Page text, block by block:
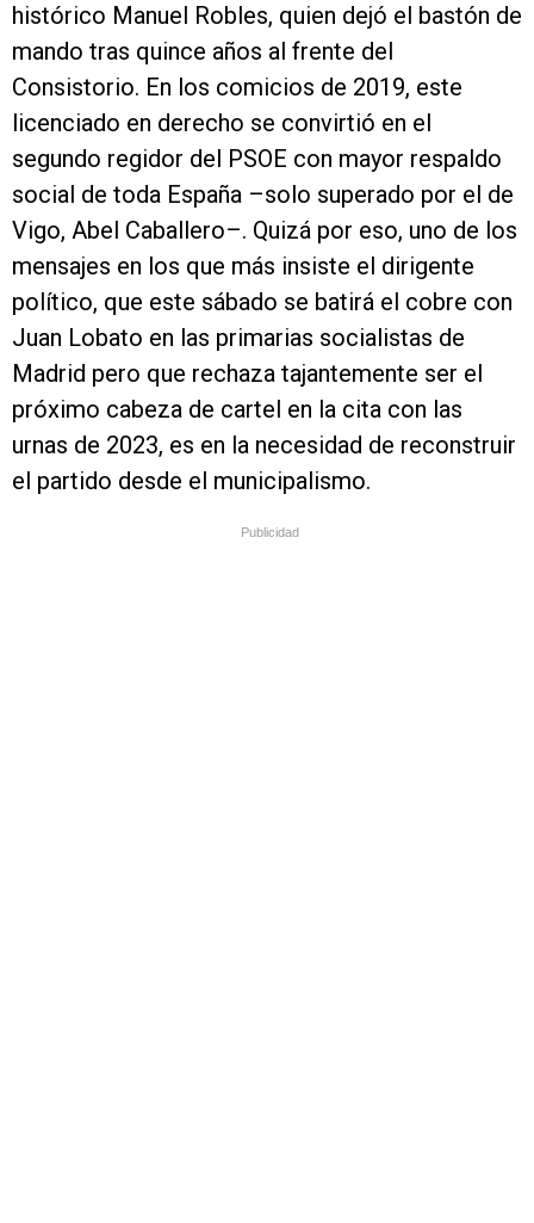
histórico Manuel Robles, quien dejó el bastón de
mando tras quince años al frente del
Consistorio. En los comicios de 2019, este
licenciado en derecho se convirtió en el
segundo regidor del PSOE con mayor respaldo
social de toda España –solo superado por el de
Vigo, Abel Caballero–. Quizá por eso, uno de los
mensajes en los que más insiste el dirigente
político, que este sábado se batirá el cobre con
Juan Lobato en las primarias socialistas de
Madrid pero que rechaza tajantemente ser el
próximo cabeza de cartel en la cita con las
urnas de 2023, es en la necesidad de reconstruir
el partido desde el municipalismo.
Publicidad